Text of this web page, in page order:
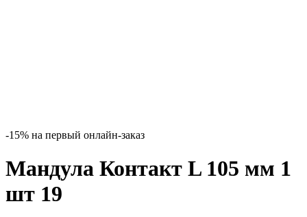
-15% на первый онлайн-заказ
Мандула Контакт L 105 мм 1
шт 19